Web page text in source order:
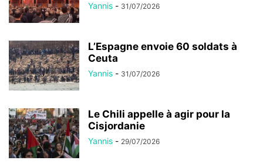
Yannis - 31/07/2026
L’Espagne envoie 60 soldats à
Ceuta
Yannis - 31/07/2026
Le Chili appelle à agir pour la
Cisjordanie
Yannis - 29/07/2026